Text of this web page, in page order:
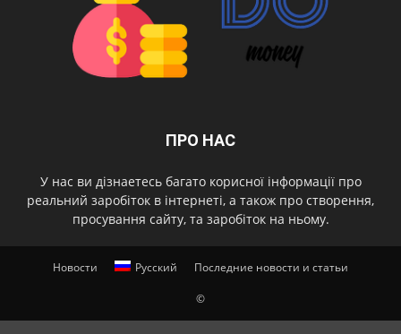
ПРО НАС
У нас ви дізнаетесь багато корисної інформації про
реальний заробіток в інтернеті, а також про створення,
просування сайту, та заробіток на ньому.
Новости Русский Последние новости и статьи
©